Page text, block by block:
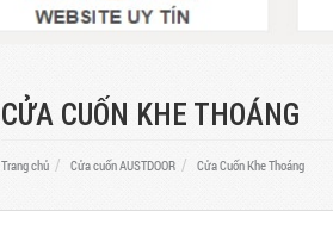
CỬA CUỐN KHE THOÁNG
Trang chủ Cửa cuốn AUSTDOOR Cửa Cuốn Khe Thoáng